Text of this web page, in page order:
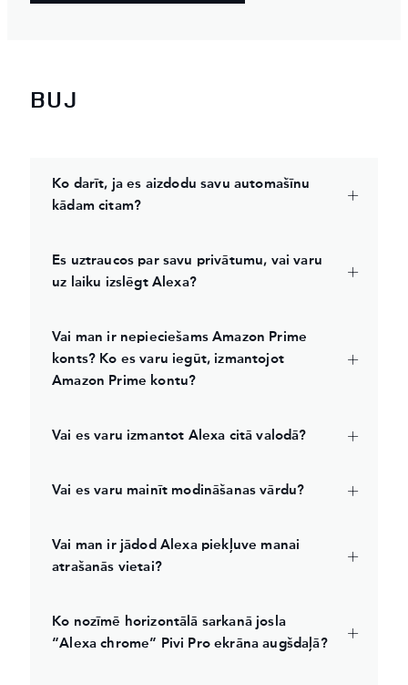
BUJ
Ko darīt, ja es aizdodu savu automašīnu
kādam citam?
Es uztraucos par savu privātumu, vai varu
uz laiku izslēgt Alexa?
Vai man ir nepieciešams Amazon Prime
konts? Ko es varu iegūt, izmantojot
Amazon Prime kontu?
Vai es varu izmantot Alexa citā valodā?
Vai es varu mainīt modināšanas vārdu?
Vai man ir jādod Alexa piekļuve manai
atrašanās vietai?
Ko nozīmē horizontālā sarkanā josla
“Alexa chrome” Pivi Pro ekrāna augšdaļā?